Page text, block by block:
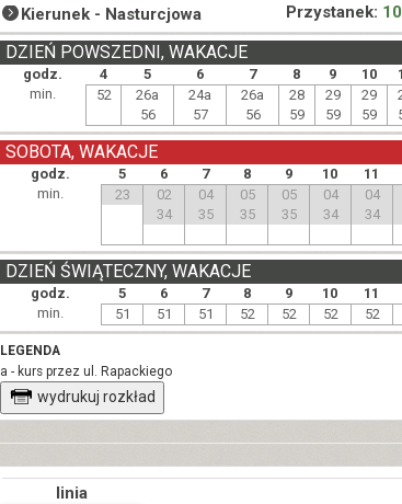
Kierunek - Nasturcjowa Przystanek:
godz. 4 5 6 7 8 9 10
DZIEŃ POWSZEDNI, WAKACJE
min. 52
26a
56
24a
57
26a
56
28
59
29
59
29
59
godz. 5 6 7 8 9 10 11
SOBOTA, WAKACJE
min. 23
02
34
04
35
05
35
05
35
04
34
04
34
godz. 5 6 7 8 9 10 11
DZIEŃ ŚWIĄTECZNY, WAKACJE
min. 51 51 51 52 52 52 52
LEGENDA
a - kurs przez ul. Rapackiego
wydrukuj rozkład
linia